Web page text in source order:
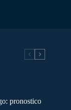
pronostico